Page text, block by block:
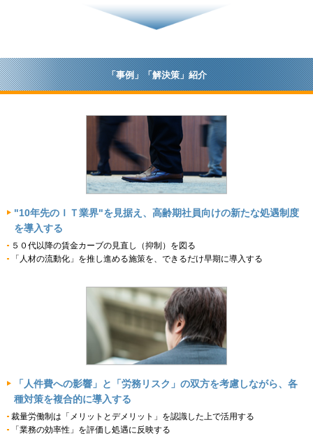
「事例」「解決策」紹介
"10年先のＩＴ業界"を見据え、高齢期社員向けの新たな処遇制度
を導入する
５０代以降の賃金カーブの見直し（抑制）を図る
「人材の流動化」を推し進める施策を、できるだけ早期に導入する
「人件費への影響」と「労務リスク」の双方を考慮しながら、各
種対策を複合的に導入する
裁量労働制は「メリットとデメリット」を認識した上で活用する
「業務の効率性」を評価し処遇に反映する